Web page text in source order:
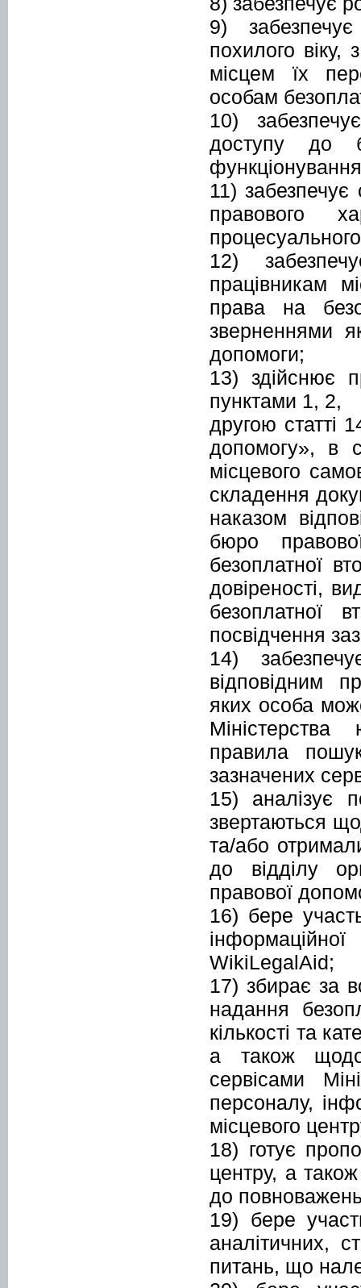
9)
похилого
місцем їх
особам
10)
доступу до
11)
правового
12)
працівникам
права на
зверненнями
допомоги;
13) здійснює
пунктами 1,
другою статті
допомогу», в
місцевого
складення
наказом
бюро
безоплатної
довіреності,
безоплатної
посвідчення
14)
відповідним
яких особа
Міністерства
правила
зазначених
15) аналізує
звертаються
та/або
до відділу
правової
16) бере
WikiLegalAid;
17) збирає за
надання
кількості та
а також щодо
сервісами
персоналу,
місцевого
18) готує
центру, а
до
19) бере
аналітичних,
питань, що